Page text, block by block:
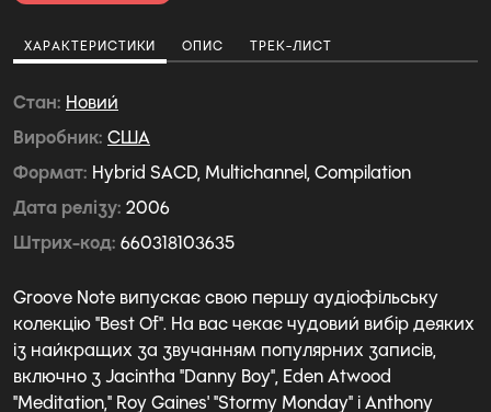
ХАРАКТЕРИСТИКИ ОПИС ТРЕК-ЛИСТ
Стан Новий
Виробник США
Формат Hybrid SACD, Multichannel, Compilation
Дата релізу 2006
Штрих-код 660318103635
Groove Note випускає свою першу аудіофільську
колекцію "Best Of". На вас чекає чудовий вибір деяких
із найкращих за звучанням популярних записів,
включно з Jacintha "Danny Boy", Eden Atwood
"Meditation," Roy Gaines' "Stormy Monday" і Anthony